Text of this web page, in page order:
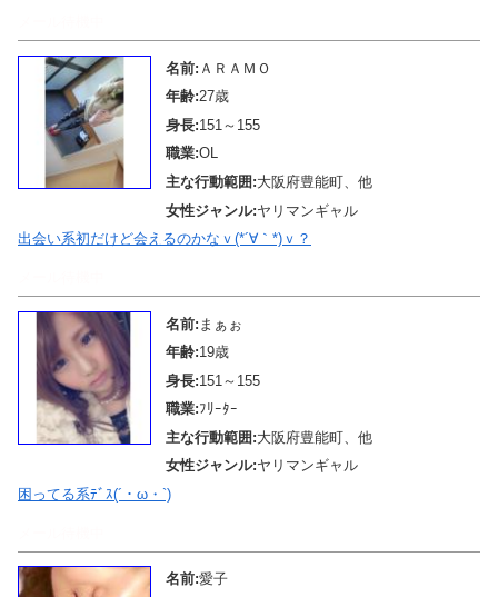
名前: ＡＲＡＭＯ
年齢:27歳
身長:151～155
職業:OL
主な行動範囲:大阪府豊能町、他
女性ジャンル:ヤリマンギャル
出会い系初だけど会えるのかなｖ(*´∀｀*)ｖ？
名前: まぁぉ
年齢:19歳
身長:151～155
職業:ﾌﾘｰﾀｰ
主な行動範囲:大阪府豊能町、他
女性ジャンル:ヤリマンギャル
困ってる系ﾃﾞｽ(´・ω・`)
名前:愛子